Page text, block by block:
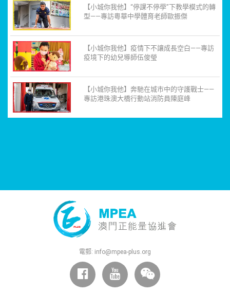
【小城你我他】“停課不停學”下教學模式的轉
型——專訪粵華中學體育老師歐振傑
【小城你我他】疫情下不讓成長空白——專訪
疫境下的幼兒導師伍俊瑩
【小城你我他】奔馳在城市中的守護戰士——
專訪港珠澳大橋行動站消防員陳庭峰
電郵: info@mpea-plus.org